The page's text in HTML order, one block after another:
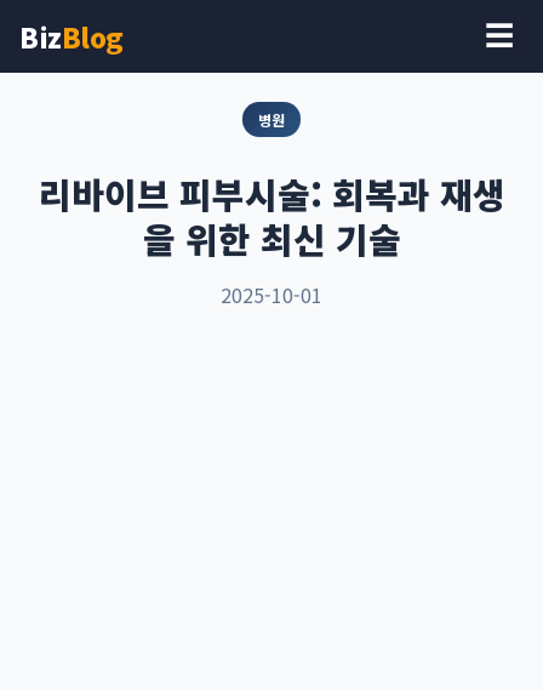
BizBlog ☰
병원
리바이브 피부시술: 회복과 재생
을 위한 최신 기술
2025-10-01